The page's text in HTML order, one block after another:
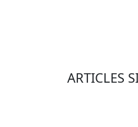
ARTICLES